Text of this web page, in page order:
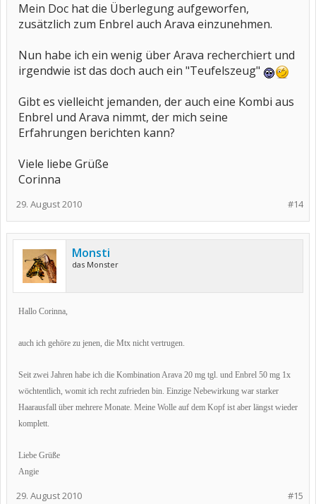
Mein Doc hat die Überlegung aufgeworfen,
zusätzlich zum Enbrel auch Arava einzunehmen.
Nun habe ich ein wenig über Arava recherchiert und
irgendwie ist das doch auch ein "Teufelszeug"
Gibt es vielleicht jemanden, der auch eine Kombi aus
Enbrel und Arava nimmt, der mich seine
Erfahrungen berichten kann?
Viele liebe Grüße
Corinna
#14
29. August 2010
Monsti
das Monster
Hallo Corinna,
auch ich gehöre zu jenen, die Mtx nicht vertrugen.
Seit zwei Jahren habe ich die Kombination Arava 20 mg tgl. und Enbrel 50 mg 1x
wöchtentlich, womit ich recht zufrieden bin. Einzige Nebewirkung war starker
Haarausfall über mehrere Monate. Meine Wolle auf dem Kopf ist aber längst wieder
komplett.
Liebe Grüße
Angie
#15
29. August 2010